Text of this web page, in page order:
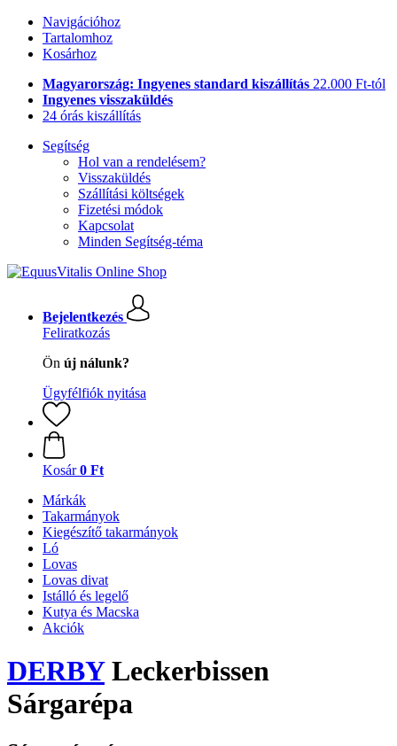
Navigációhoz
Tartalomhoz
Kosárhoz
Magyarország: Ingyenes standard kiszállítás 22.000 Ft-tól
Ingyenes visszaküldés
24 órás kiszállítás
Segítség
Hol van a rendelésem?
Visszaküldés
Szállítási költségek
Fizetési módok
Kapcsolat
Minden Segítség-téma
Bejelentkezés
Feliratkozás
Ön új nálunk?
Ügyfélfiók nyitása
Kosár 0 Ft
Márkák
Takarmányok
Kiegészítő takarmányok
Ló
Lovas
Lovas divat
Istálló és legelő
Kutya és Macska
Akciók
DERBYLeckerbissen
Sárgarépa